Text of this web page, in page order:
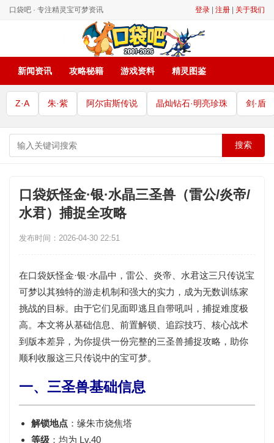
口袋吧 · 专注精灵宝可梦资讯 登录 注册 关于我们
新闻资讯 攻略秘籍 游戏资料 精灵图鉴
Z·A 朱·紫 阿尔宙斯传说 晶灿钻石·明亮珍珠 剑·盾
搜索
口袋妖怪金·银·水晶三圣兽（雷公/炎帝/
水君）捕捉全攻略
发布时间：2026-04-30 22:51
在口袋妖怪金·银·水晶中， 雷公、炎帝、水君这三只传说宝
可梦以其独特的游走机制和强大的实力，成为无数训练家
挑战的目标。由于它们见面即逃且自带吼叫，捕捉难度极
高。本文将从基础信息、前置解锁、追踪技巧、核心战术
到版本差异，为你提供一份完整的三圣兽捕捉攻略，助你
顺利收服这三只传说中的宝可梦。
一、三圣兽基础信息
解锁地点 ： 缘朱市烧焦塔
等级 ：均为 Lv.40